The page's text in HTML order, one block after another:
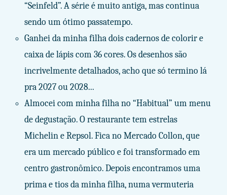
“Seinfeld”. A série é muito antiga, mas continua
sendo um ótimo passatempo.
Ganhei da minha filha dois cadernos de colorir e
caixa de lápis com 36 cores. Os desenhos são
incrivelmente detalhados, acho que só termino lá
pra 2027 ou 2028...
Almocei com minha filha no “Habitual” um menu
de degustação. O restaurante tem estrelas
Michelin e Repsol. Fica no Mercado Collon, que
era um mercado público e foi transformado em
centro gastronômico. Depois encontramos uma
prima e tios da minha filha, numa vermuteria